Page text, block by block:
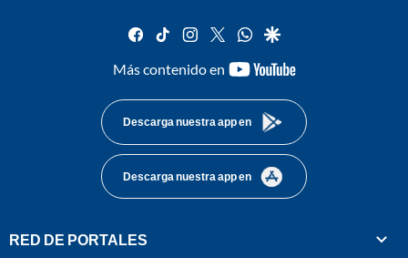
facebook
tiktok instagram
twitterwhatsapp
google
Más contenido en
youtube-
Descarga nuestra app en
Descarga nuestra app en
RED DE PORTALES